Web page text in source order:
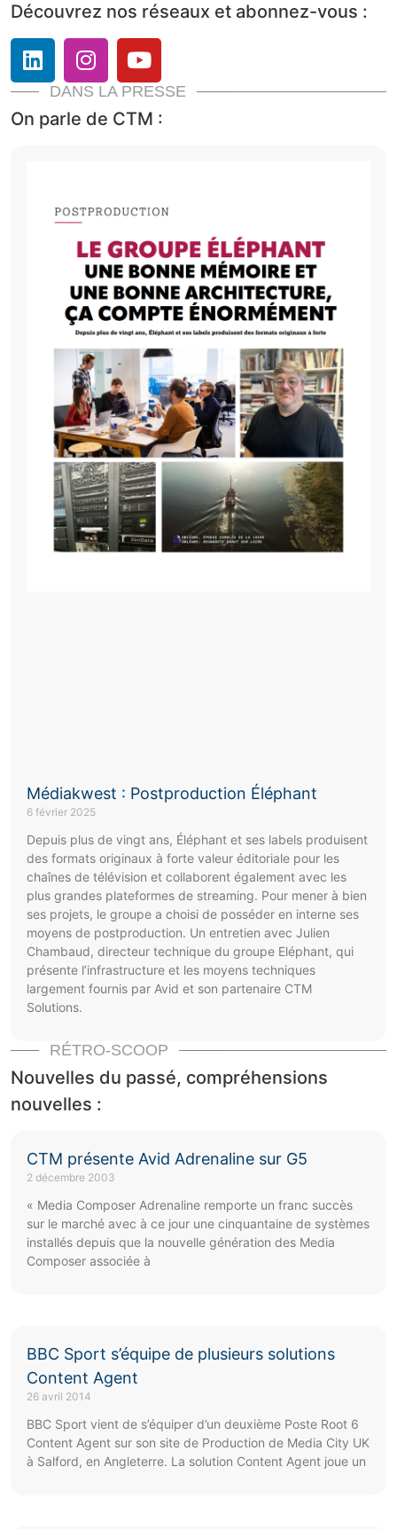
Découvrez nos réseaux et abonnez-vous :
DANS LA PRESSE
On parle de CTM :
Médiakwest : Postproduction Éléphant
6 février 2025
Depuis plus de vingt ans, Éléphant et ses labels produisent
des formats originaux à forte valeur éditoriale pour les
chaînes de télévision et collaborent également avec les
plus grandes plateformes de streaming. Pour mener à bien
ses projets, le groupe a choisi de posséder en interne ses
moyens de postproduction. Un entretien avec Julien
Chambaud, directeur technique du groupe Eléphant, qui
présente l’infrastructure et les moyens techniques
largement fournis par Avid et son partenaire CTM
Solutions.
RÉTRO-SCOOP
Nouvelles du passé, compréhensions
nouvelles :
CTM présente Avid Adrenaline sur G5
2 décembre 2003
« Media Composer Adrenaline remporte un franc succès
sur le marché avec à ce jour une cinquantaine de systèmes
installés depuis que la nouvelle génération des Media
Composer associée à
BBC Sport s’équipe de plusieurs solutions
Content Agent
26 avril 2014
BBC Sport vient de s’équiper d’un deuxième Poste Root 6
Content Agent sur son site de Production de Media City UK
à Salford, en Angleterre. La solution Content Agent joue un